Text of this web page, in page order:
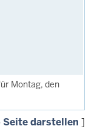
Montag, den
Seite darstellen ]